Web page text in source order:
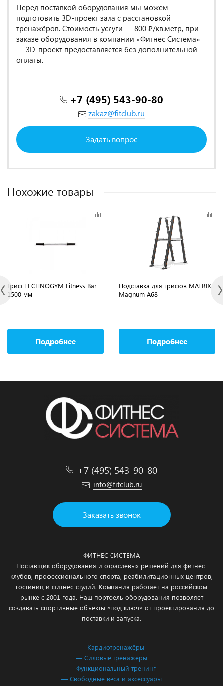
Перед поставкой оборудования мы можем
подготовить 3D-проект зала с расстановкой
тренажёров. Стоимость услуги — 800 ₽/кв.метр, при
заказе оборудования в компании «Фитнес Система»
— 3D-проект предоставляется без дополнительной
оплаты.
+7 (495) 543-90-80
zakaz@fitclub.ru
Задать вопрос
Похожие товары
Гриф TECHNOGYM Fitness Bar
1500 мм
Подробнее
Подставка для грифов MATRIX
Magnum A68
Подробнее
+7 (495) 543-90-80
info@fitclub.ru
Заказать звонок
ФИТНЕС СИСТЕМА
Поставщик оборудования и отраслевых решений для фитнес-
клубов, профессионального спорта, реабилитационных центров,
гостиниц и фитнес-студий. Компания работает на российском
рынке с 2001 года. Наш портфель оборудования позволяет
создавать спортивные объекты «под ключ» от проектирования до
поставки и запуска.
— Кардиотренажёры
— Силовые тренажёры
— Функциональный тренинг
— Свободные веса и аксессуары